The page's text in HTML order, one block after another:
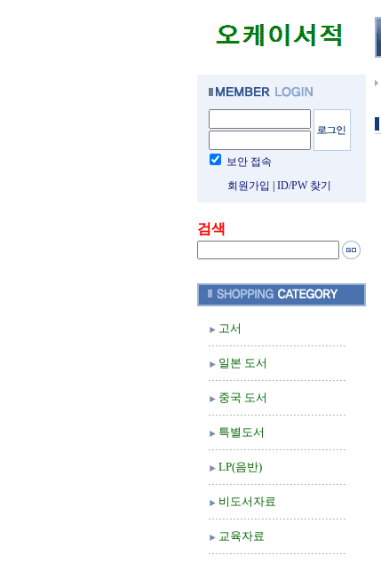
보안 접속
회원가입
ID/PW 찾기
검색
고서
일본 도서
중국 도서
특별도서
LP(음반)
비도서자료
교육자료